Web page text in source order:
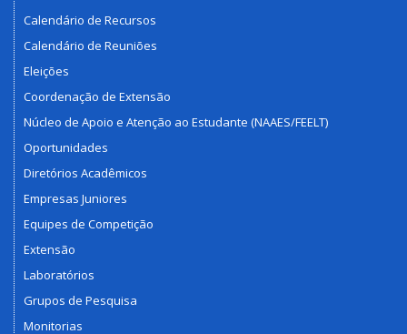
Calendário de Recursos
Calendário de Reuniões
Eleições
Coordenação de Extensão
Núcleo de Apoio e Atenção ao Estudante (NAAES/FEELT)
Oportunidades
Diretórios Acadêmicos
Empresas Juniores
Equipes de Competição
Extensão
Laboratórios
Grupos de Pesquisa
Monitorias